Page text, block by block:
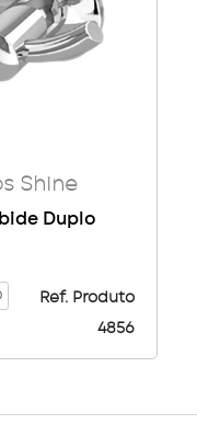
Shine
Duplo
Ref. Produto
4856